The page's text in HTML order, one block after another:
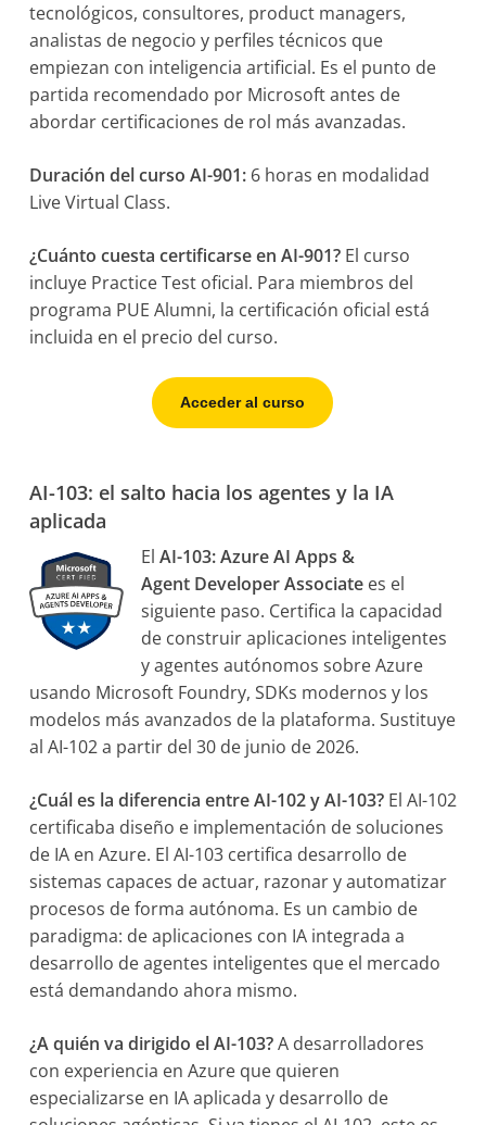
tecnológicos, consultores, product managers,
analistas de negocio y perfiles técnicos que
empiezan con inteligencia artificial. Es el punto de
partida recomendado por Microsoft antes de
abordar certificaciones de rol más avanzadas.
Duración del curso AI-901:6 horas en modalidad
Live Virtual Class.
¿Cuánto cuesta certificarse en AI-901?El curso
incluye Practice Test oficial. Para miembros del
programa PUE Alumni, la certificación oficial está
incluida en el precio del curso.
Acceder al curso
AI-103: el salto hacia los agentes y la IA
aplicada
El AI-103: Azure AI Apps &
Agent Developer Associatees el
siguiente paso. Certifica la capacidad
de construir aplicaciones inteligentes
y agentes autónomos sobre Azure
usando Microsoft Foundry, SDKs modernos y los
modelos más avanzados de la plataforma. Sustituye
al AI-102 a partir del 30 de junio de 2026.
¿Cuál es la diferencia entre AI-102 y AI-103?El AI-102
certificaba diseño e implementación de soluciones
de IA en Azure. El AI-103 certifica desarrollo de
sistemas capaces de actuar, razonar y automatizar
procesos de forma autónoma. Es un cambio de
paradigma: de aplicaciones con IA integrada a
desarrollo de agentes inteligentes que el mercado
está demandando ahora mismo.
¿A quién va dirigido el AI-103?A desarrolladores
con experiencia en Azure que quieren
especializarse en IA aplicada y desarrollo de